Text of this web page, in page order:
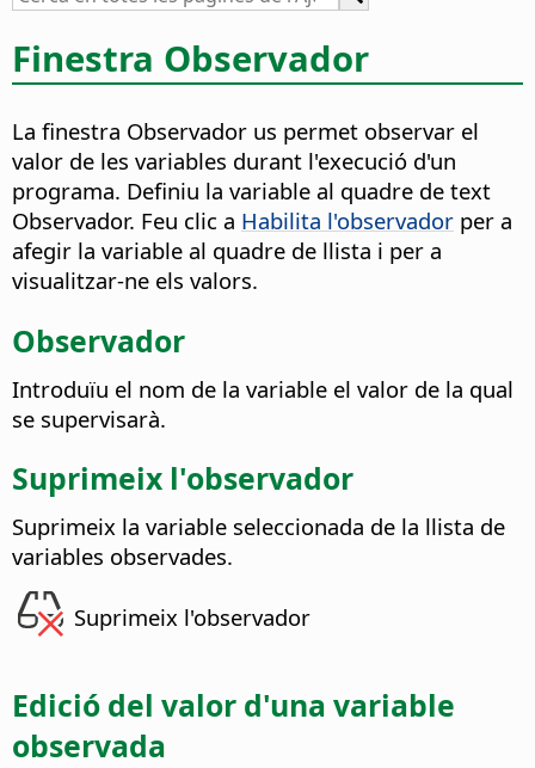
Finestra Observador
La finestra Observador us permet observar el
valor de les variables durant l'execució d'un
programa. Definiu la variable al quadre de text
Observador. Feu clic a Habilita l'observador per a
afegir la variable al quadre de llista i per a
visualitzar-ne els valors.
Observador
Introduïu el nom de la variable el valor de la qual
se supervisarà.
Suprimeix l'observador
Suprimeix la variable seleccionada de la llista de
variables observades.
Suprimeix l'observador
Edició del valor d'una variable
observada